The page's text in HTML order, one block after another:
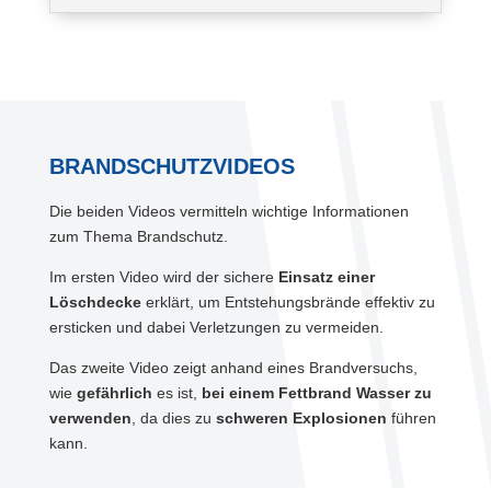
BRANDSCHUTZ­VIDEOS
Die beiden Videos vermitteln wichtige Informationen
zum Thema Brandschutz.
Im ersten Video wird der sichereEinsatz einer
Löschdeckeerklärt, um Entstehungsbrände effektiv zu
ersticken und dabei Verletzungen zu vermeiden.
Das zweite Video zeigt anhand eines Brandversuchs,
wie gefährlich es ist, bei einem Fettbrand Wasser zu
verwenden , da dies zu schweren Explosionen führen
kann.